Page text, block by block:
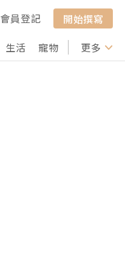
會員登記
開始撰寫
生活 寵物 行山 打卡
更多